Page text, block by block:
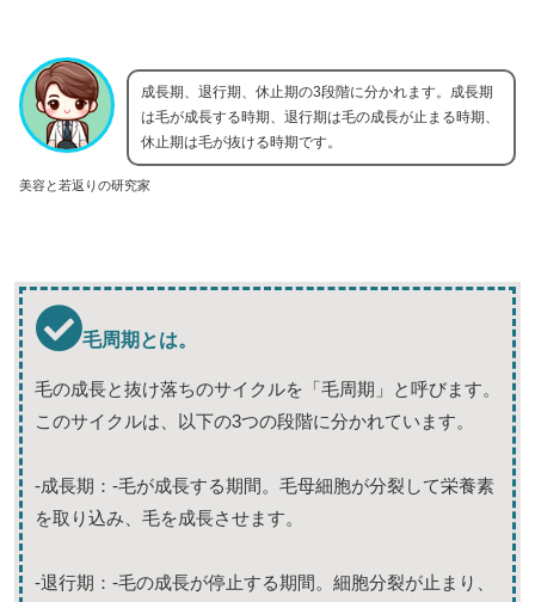
美容と若返りの研究家
成長期、退行期、休止期の3段階に分かれます。成長期
は毛が成長する時期、退行期は毛の成長が止まる時期、
休止期は毛が抜ける時期です。
毛周期とは。
毛の成長と抜け落ちのサイクルを「毛周期」と呼びます。
このサイクルは、以下の3つの段階に分かれています。
-成長期：-毛が成長する期間。毛母細胞が分裂して栄養素
を取り込み、毛を成長させます。
-退行期：-毛の成長が停止する期間。細胞分裂が止まり、